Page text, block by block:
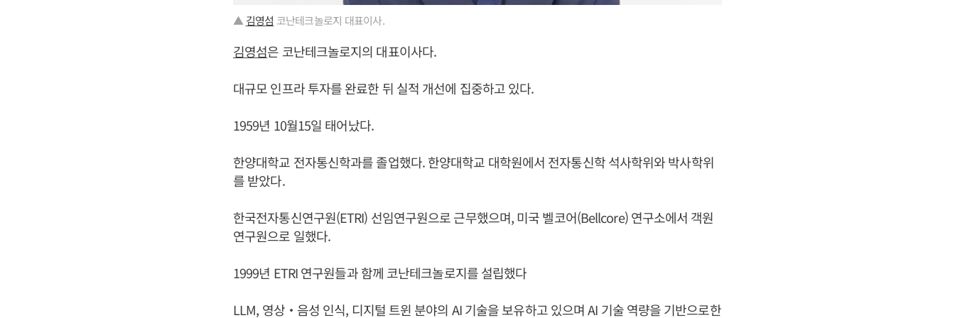
▲ 김영섬 코난테크놀로지 대표이사.
김영섬은 코난테크놀로지의 대표이사다.
대규모 인프라 투자를 완료한 뒤 실적 개선에 집중하고 있다.
1959년 10월15일 태어났다.
한양대학교 전자통신학과를 졸업했다. 한양대학교 대학원에서 전자통신학 석사학위와 박사학위
를 받았다.
한국전자통신연구원(ETRI) 선임연구원으로 근무했으며, 미국 벨코어(Bellcore) 연구소에서 객원
연구원으로 일했다.
1999년 ETRI 연구원들과 함께 코난테크놀로지를 설립했다
LLM, 영상‧음성 인식, 디지털 트윈 분야의 AI 기술을 보유하고 있으며 AI 기술 역량을 기반으로한